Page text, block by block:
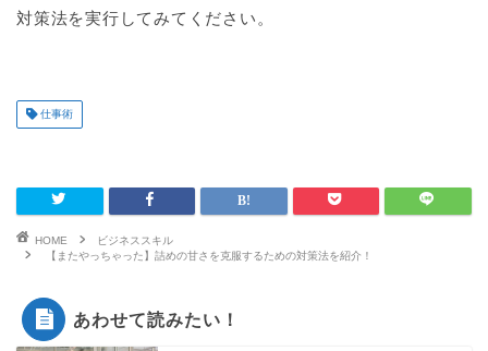
対策法を実行してみてください。
仕事術
HOME
ビジネススキル
【またやっちゃった】詰めの甘さを克服するための対策法を紹介！
あわせて読みたい！